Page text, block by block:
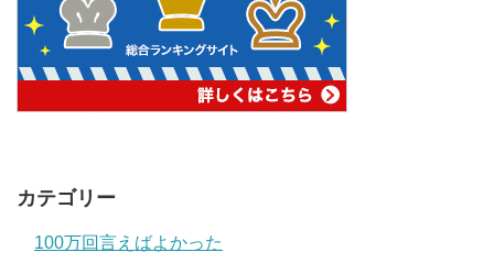
カテゴリー
100万回言えばよかった